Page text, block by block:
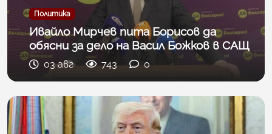
Политика
Ивайло Мирчев пита Борисов да
обясни за дело на Васил Божков в САЩ
03 авг 743 0